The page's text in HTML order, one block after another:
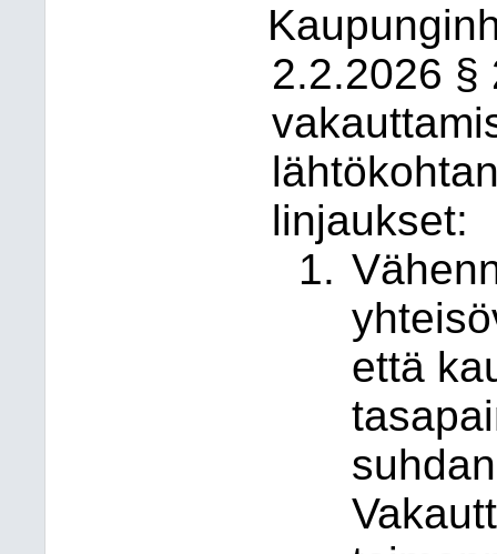
2.2.2026 §
linjaukset:
että